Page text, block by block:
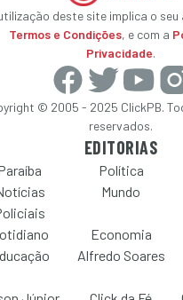
deste site implica o seu
Termos e Condições, e com a
Privacidade.
© 2005 - 2025 ClickPB.
reservados.
EDITORIAS
Política
Mundo
Economia
Alfredo Soares